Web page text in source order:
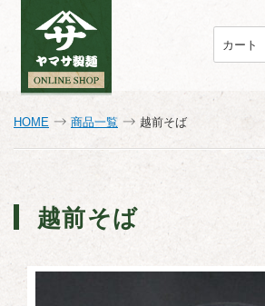
カート
HOME 商品一覧 越前そば
越前そば